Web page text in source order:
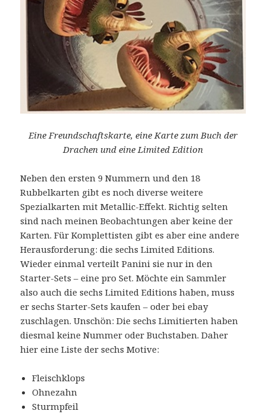
Eine Freundschaftskarte, eine Karte zum Buch der
Drachen und eine Limited Edition
Neben den ersten 9 Nummern und den 18
Rubbelkarten gibt es noch diverse weitere
Spezialkarten mit Metallic-Effekt. Richtig selten
sind nach meinen Beobachtungen aber keine der
Karten. Für Komplettisten gibt es aber eine andere
Herausforderung: die sechs Limited Editions.
Wieder einmal verteilt Panini sie nur in den
Starter-Sets – eine pro Set. Möchte ein Sammler
also auch die sechs Limited Editions haben, muss
er sechs Starter-Sets kaufen – oder bei ebay
zuschlagen. Unschön: Die sechs Limitierten haben
diesmal keine Nummer oder Buchstaben. Daher
hier eine Liste der sechs Motive:
Fleischklops
Ohnezahn
Sturmpfeil